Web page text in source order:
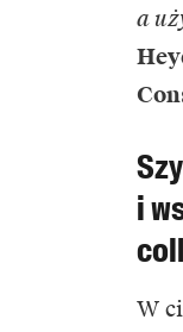
a
i
W